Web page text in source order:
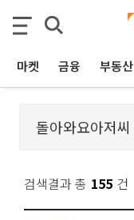
마켓 금융 부동산
검색결과 총 155 건